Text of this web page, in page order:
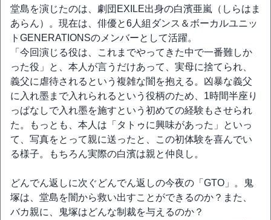
堂島を演じたのは、劇団EXILE出身の白濱亜嵐（しらはま
あらん）。現在は、俳優と6人組ダンス＆ボーカルユニッ
トGENERATIONSのメンバーとして活躍。
「今回演じる役は、これまでやってきた中で一番難しか
った役」と、本人が言うだけあって、実母に捨てられ、
義父に虐待されるという複雑な闇を抱える。凶暴な義父
に入れ墨まで入れられるという役柄のため、1時間半座り
っぱなしで入れ墨を施すという初めての経験もさせられ
た。もっとも、本人は「タトゥに興味があった」といっ
て、写真をとって親に送ったと、この初体験を喜んでい
る様子。もちろん実際の白濱は親と仲良し。
どんでん返しに次ぐどんでん返しの今夜の「GTO」。鬼
塚は、堂島を闇から救い出すことができるのか？また、
バカ親に、鬼塚はどんな制裁を与えるのか？